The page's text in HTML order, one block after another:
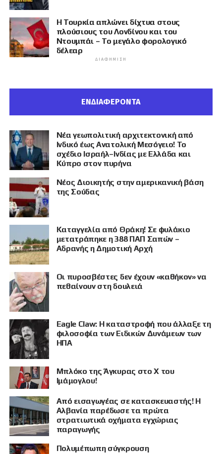
Η Τουρκία απλώνει δίχτυα στους
πλούσιους του Λονδίνου και του
Ντουμπάι – Το μεγάλο φορολογικό
δέλεαρ
ΔΙΑΦΉΜΙΣΗ
ΕΝΔΙΑΦΕΡΟΝΤΑ
Νέα γεωπολιτική αρχιτεκτονική από
Ινδικό έως Ανατολική Μεσόγειο! Το
σχέδιο Ισραήλ–Ινδίας με Ελλάδα και
Κύπρο στον πυρήνα
Νέος Διοικητής στην αμερικανική βάση
της Σούδας
Καταγγελία από Θράκη! Σε φυλάκιο
μετατράπηκε η 388 ΠΑΠ Σαπών –
Αδρανής η Δημοτική Αρχή
Οι πυροσβέστες δεν έχουν «καθήκον» να
πεθαίνουν στη δουλειά
Eagle Claw: Η καταστροφή που άλλαξε τη
φιλοσοφία των Ειδικών Δυνάμεων των
ΗΠΑ
Μπλόκο της Άγκυρας στο X του
Ιμάμογλου!
Από εισαγωγέας σε κατασκευαστής! Η
Αλβανία παρέδωσε τα πρώτα
στρατιωτικά οχήματα εγχώριας
παραγωγής
Πολυμέπωπη σύγκρουση